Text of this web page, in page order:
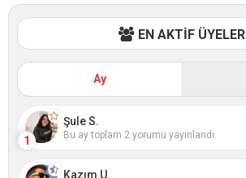
EN AKTİF ÜYELER
Ay
1
Şule S.
Bu ay toplam 2 yorumu yayınlandı.
Kazım U.